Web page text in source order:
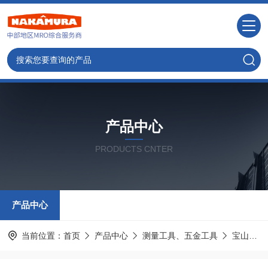
产品中心
PRODUCTS CNTER
产品中心
当前位置： 首页 产品中心 测量工具、五金工具 宝山HOZAN